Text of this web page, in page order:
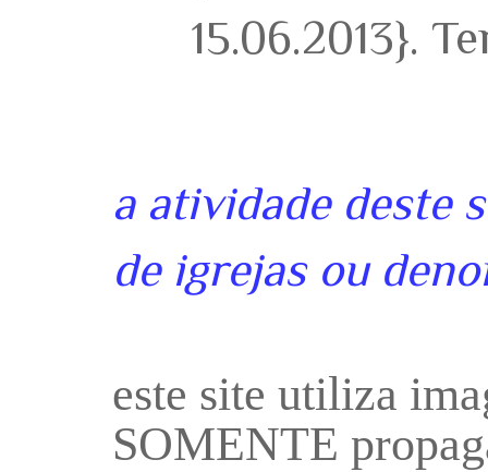
15.06.2013}.
a atividade deste
de igrejas ou
este site utiliza
SOMENTE